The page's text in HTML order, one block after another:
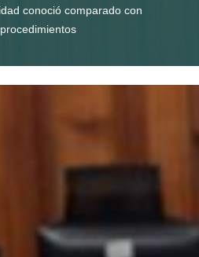
conoció comparado con